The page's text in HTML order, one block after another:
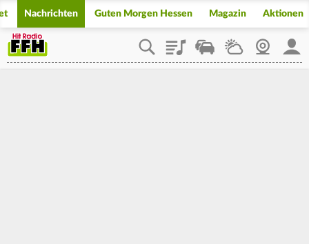
Nachrichten Guten Morgen Hessen Magazin Aktionen
PlaylistStaupilotWetterWebcam